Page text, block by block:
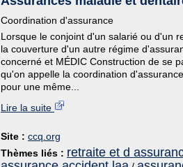
Coordination d'assurance
Lorsque le conjoint d'un salarié ou d'un
la couverture d'un autre régime
concerné et MÉDIC Construction de se
qu'on appelle la coordination
pour une même...
Lire la suite
Site : ccq.org
Thèmes liés : retraite et d